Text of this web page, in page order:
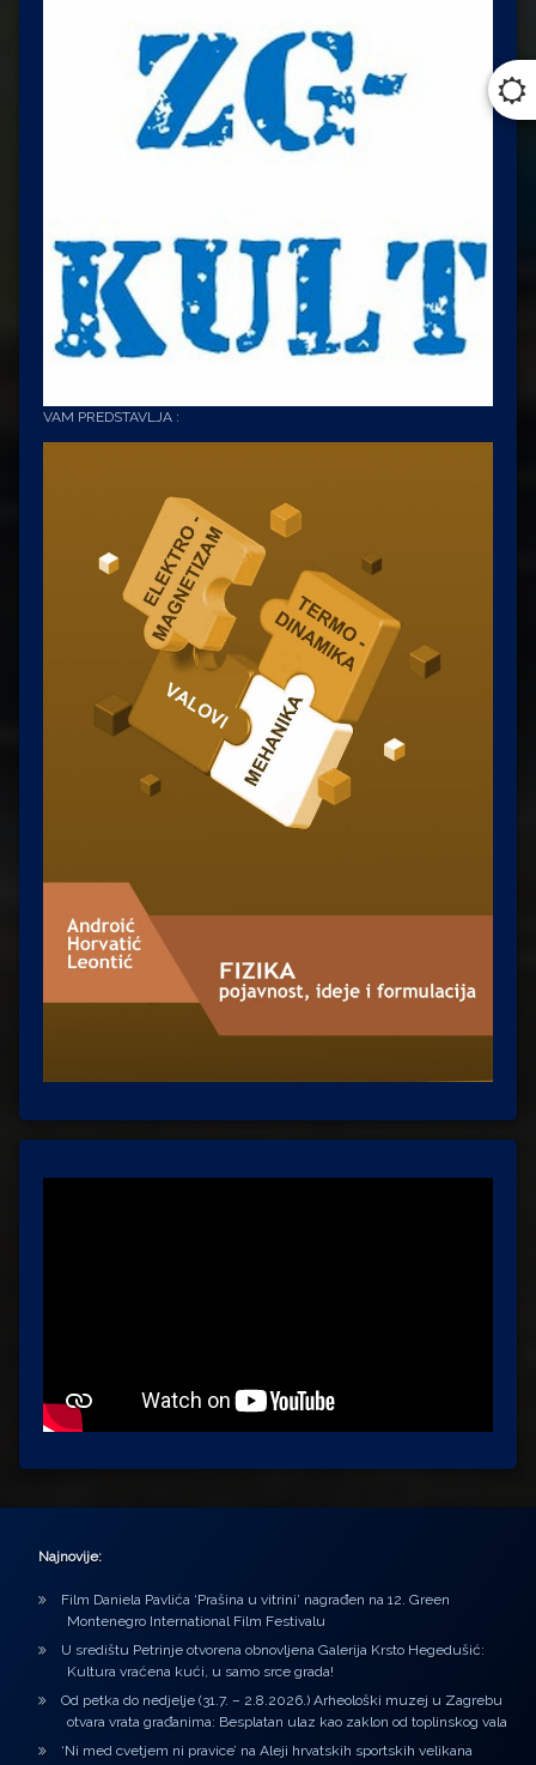
VAM PREDSTAVLJA :
Najnovije:
Film Daniela Pavlića ‘Prašina u vitrini’ nagrađen na 12. Green
Montenegro International Film Festivalu
U središtu Petrinje otvorena obnovljena Galerija Krsto Hegedušić:
Kultura vraćena kući, u samo srce grada!
Od petka do nedjelje (31.7. – 2.8.2026.) Arheološki muzej u Zagrebu
otvara vrata građanima: Besplatan ulaz kao zaklon od toplinskog vala
‘Ni med cvetjem ni pravice’ na Aleji hrvatskih sportskih velikana